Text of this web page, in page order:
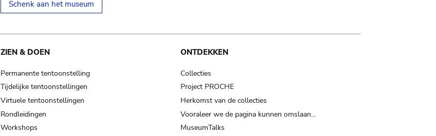
Schenk aan het museum
ZIEN & DOEN
Permanente tentoonstelling
Tijdelijke tentoonstellingen
Virtuele tentoonstellingen
Rondleidingen
Workshops
ONTDEKKEN
Collecties
Project PROCHE
Herkomst van de collecties
Vooraleer we de pagina kunnen omslaan…
MuseumTalks